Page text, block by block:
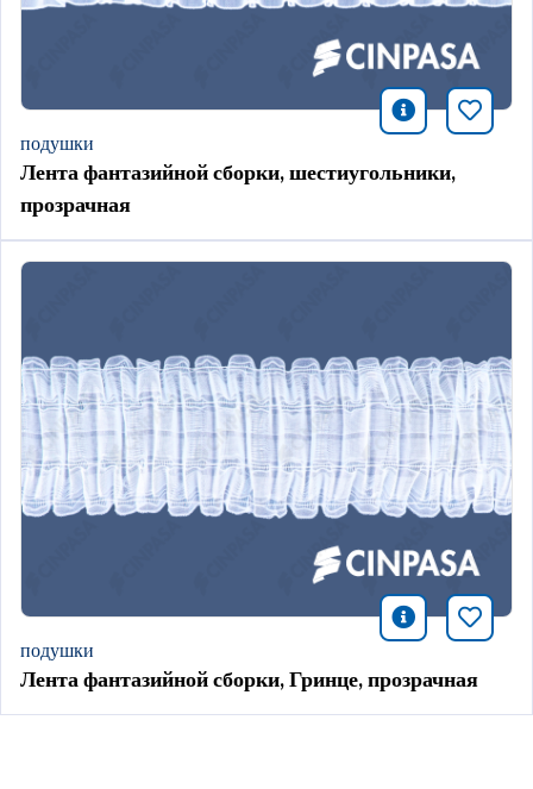
icono
подушки
Лента фантазийной сборки, шестиугольники,
прозрачная
icono
подушки
Лента фантазийной сборки, Гринце, прозрачная